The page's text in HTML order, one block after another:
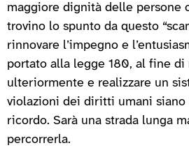
maggiore dignità delle persone
trovino lo spunto da questo
rinnovare l’impegno e
portato alla legge 180, al fine di
ulteriormente e realizzare un
violazioni dei diritti umani siano
ricordo. Sarà una strada lunga
percorrerla.